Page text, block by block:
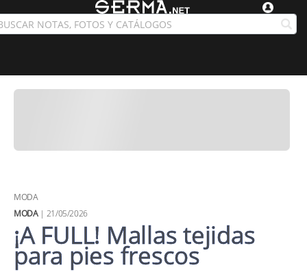
MODA
MODA| 21/05/2026
¡A FULL! Mallas tejidas
para pies frescos